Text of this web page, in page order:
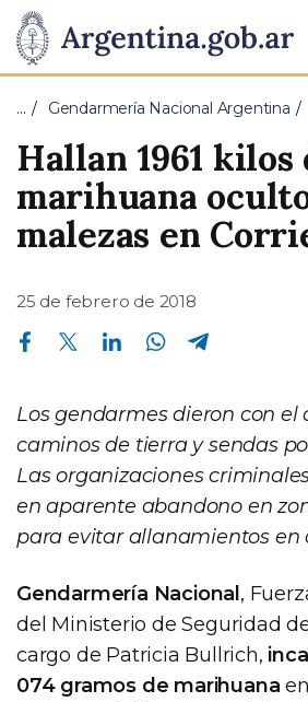
Presidencia
de
la
Nación
Pasar al contenido principal
… Gendarmería Nacional Argentina
Hallan 1961 kilos
marihuana
malezas en
25 de febrero de 2018
Compartir en Facebook Compartir en Twitter Compartir en Linkedin Compartir en Whatsapp
Los gendarmes dieron con
caminos de tierra y sendas
Las organizaciones
en aparente abandono en
para evitar allanamientos en
Gendarmería Nacional ,
del Ministerio de Seguridad
cargo de Patricia Bullrich,
074 gramos de marihuana